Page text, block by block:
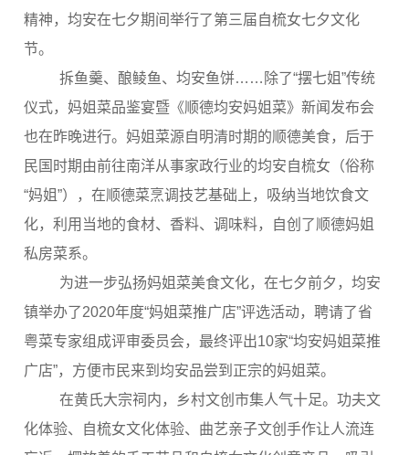
精神，均安在七夕期间举行了第三届自梳女七夕文化
节。
拆鱼羹、酿鲮鱼、均安鱼饼……除了“摆七姐”传统
仪式，妈姐菜品鉴宴暨《顺德均安妈姐菜》新闻发布会
也在昨晚进行。妈姐菜源自明清时期的顺德美食，后于
民国时期由前往南洋从事家政行业的均安自梳女（俗称
“妈姐”），在顺德菜烹调技艺基础上，吸纳当地饮食文
化，利用当地的食材、香料、调味料，自创了顺德妈姐
私房菜系。
为进一步弘扬妈姐菜美食文化，在七夕前夕，均安
镇举办了2020年度“妈姐菜推广店”评选活动，聘请了省
粤菜专家组成评审委员会，最终评出10家“均安妈姐菜推
广店”，方便市民来到均安品尝到正宗的妈姐菜。
在黄氏大宗祠内，乡村文创市集人气十足。功夫文
化体验、自梳女文化体验、曲艺亲子文创手作让人流连